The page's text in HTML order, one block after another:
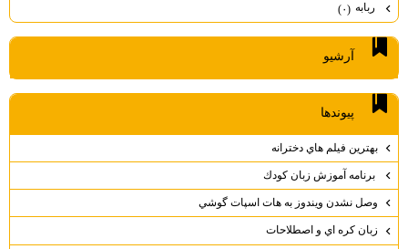
ربابه (۰)
آرشيو
پيوندها
بهترين فيلم هاي دخترانه
برنامه آموزش زبان كودك
وصل نشدن ويندوز به هات اسپات گوشي
زبان كره اي و اصطلاحات